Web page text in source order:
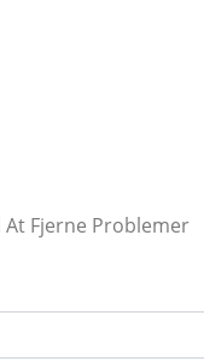
Fjerne Problemer